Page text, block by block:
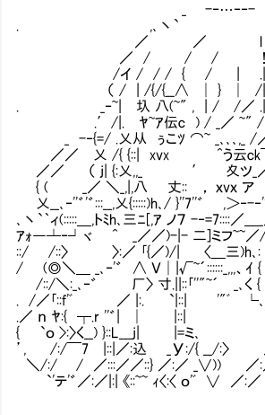
_ -‐…‐‐-
. ,､丶` `ヽ
／ ／ l
／ / / / ！
/イ / / / { / | .|
（ / | /{/{__∧ │ } │ /
. _‐~| 圦 八(~" , | / /
.′/|. ﾔ~ｱ伝c ) / _／ ~" /
_ -‐{=/ .乂从 ぅこﾂ ⌒~ _､､､,_ /
／／ 乂 /{ {::| xvx ^う云
／／ （ j| {:乂,,_ ′ 夊ツ
{ ( _／ ＼_,|,八 丈:: ， ｘvｘ
乂__､‐''゛'゛:::__,乂{:::::)h､/ }''7''゛ ,＞‐-
､丶`｀ィ(:::::＿,トﾐh､三ﾆ[,ｱ ノ７ -‐=7::::／
ｱｫ―┴‐┘ヾ ^㍉_／／)-|- 二]ミフ~~
::/ /::〉 〉:／ ｢{／)/| 〈＿三)h
/ (◎＼＿ _､‐'゛ ∧ Ｖ│|√~´::::::_,,,、
/::/＼:_､‐゛ 厂〉 寸.||::｢''"~´ _､
. /／｢::f'ﾞ ／ |:. `|::| '"ﾞ └､
.／ ｎ ﾔ:{ ┬.r ''゛| │ |::|
{ `ｏ >:〉く__) }::L___j| |=ミ
’, /:/￣7 |::|／:込 _У:/{ __/:〉
＼/:/ / ／:::／／::} ／:／ _∨))
`'テ'゛／:／|:| 《::~~ ｨ〈:〈 ｏ'ﾞ